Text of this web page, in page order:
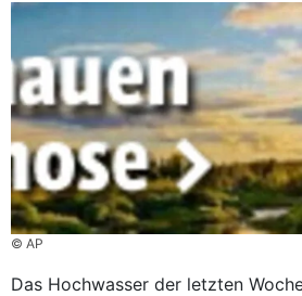
© AP
Das Hochwasser der letzten